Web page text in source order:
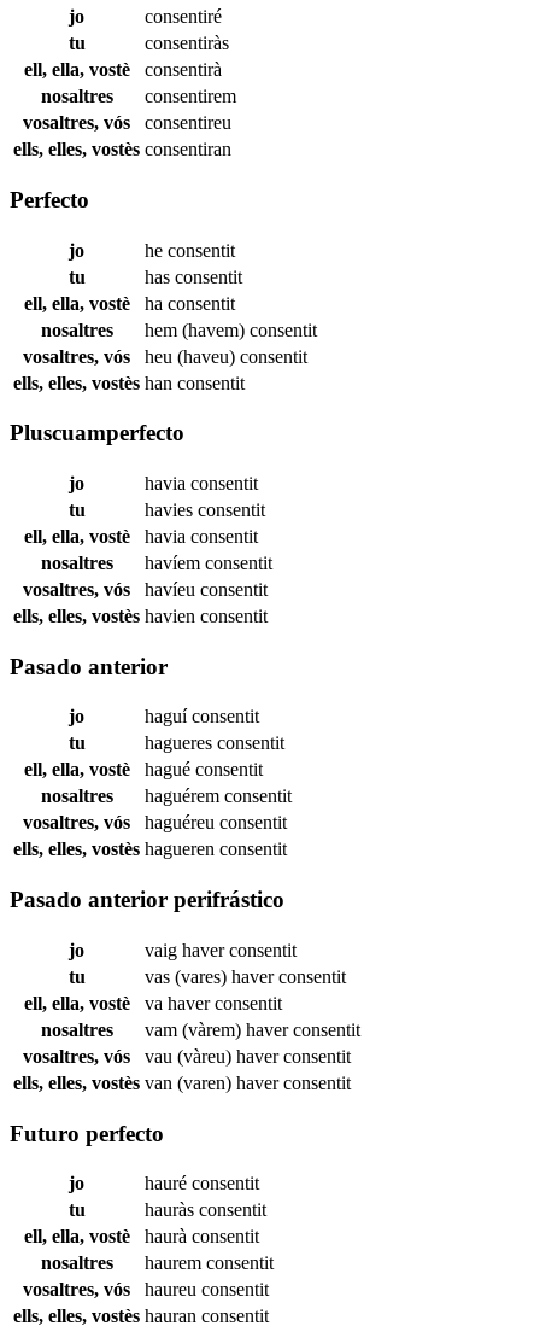
jo
consentiré
tu
consentiràs
ell, ella, vostè
consentirà
nosaltres
consentirem
vosaltres, vós
consentireu
ells, elles, vostès consentiran
Perfecto
jo he consentit
tu
has consentit
ell, ella, vostè
ha consentit
nosaltres
hem (havem) consentit
vosaltres, vós
heu (haveu) consentit
ells, elles, vostès han consentit
Pluscuamperfecto
jo havia consentit
tu
havies consentit
ell, ella, vostè
havia consentit
nosaltres
havíem consentit
vosaltres, vós
havíeu consentit
ells, elles, vostès havien consentit
Pasado anterior
jo haguíconsentit
tu
hagueres consentit
ell, ella, vostè
hagué consentit
nosaltres
haguérem consentit
vosaltres, vós
haguéreu consentit
ells, elles, vostès hagueren consentit
Pasado anterior perifrástico
jo vaig haverconsentit
tu
vas (vares) haverconsentit
ell, ella, vostè
va haverconsentit
nosaltres
vam (vàrem) haverconsentit
vosaltres, vós
vau (vàreu) haverconsentit
ells, elles, vostès van (varen) haverconsentit
Futuro perfecto
jo hauré consentit
tu
hauràs consentit
ell, ella, vostè
haurà consentit
nosaltres
haurem consentit
vosaltres, vós
haureu consentit
ells, elles, vostès hauran consentit